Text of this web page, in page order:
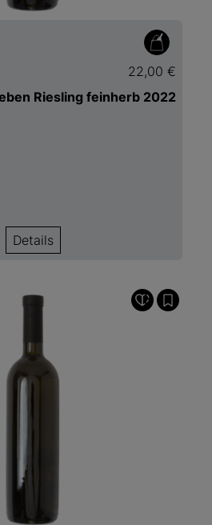
22,00 €
Riesling feinherb 2022
Details